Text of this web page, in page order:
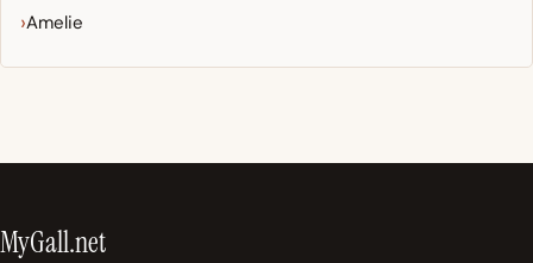
Amelie
MyGall.net